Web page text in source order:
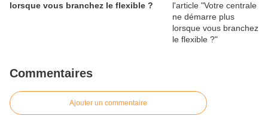
lorsque vous branchez le flexible ?
Commentaires
Ajouter un commentaire